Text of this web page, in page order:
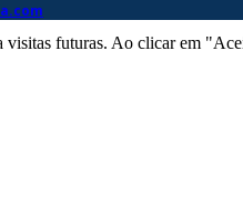
visitas futuras. Ao clicar em